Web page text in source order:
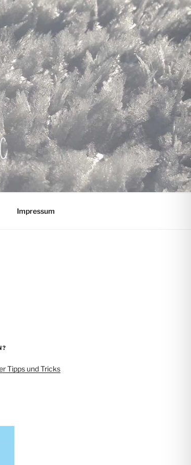
Impressum
Tipps und Tricks